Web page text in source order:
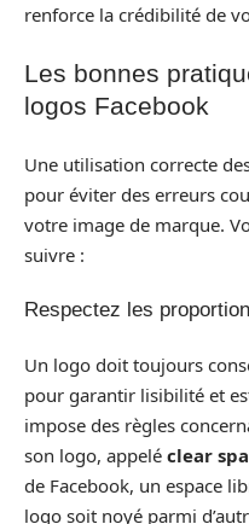
renforce la crédibilité de
Les bonnes
logos Facebook
Une utilisation correcte
pour éviter des erreurs
votre image de marque.
suivre :
Respectez les
Un logo doit toujours
pour garantir lisibilité et
impose des règles
son logo, appelé clear
de Facebook, un espace
logo soit noyé parmi